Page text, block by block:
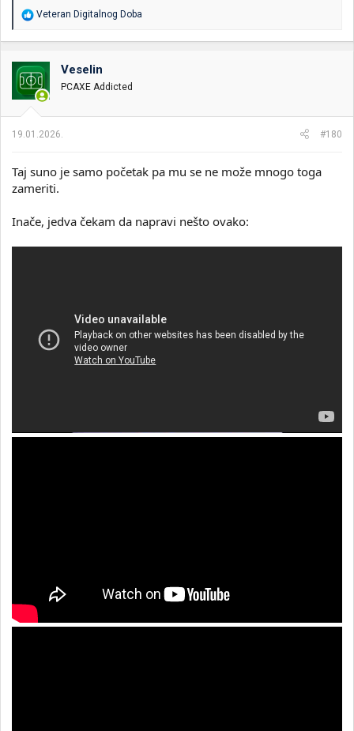
R
a
o
v
a
n
:
Veteran Digitalnog Doba
Veselin
PCAXE Addicted
19.01.2026. #180
Taj suno je samo početak pa mu se ne može mnogo toga
zameriti.
Inače, jedva čekam da napravi nešto ovako: